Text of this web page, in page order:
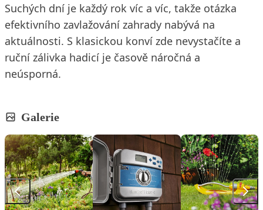
Suchých dní je každý rok víc a víc, takže otázka
efektivního zavlažování zahrady nabývá na
aktuálnosti. S klasickou konví zde nevystačíte a
ruční zálivka hadicí je časově náročná a
neúsporná.
Galerie